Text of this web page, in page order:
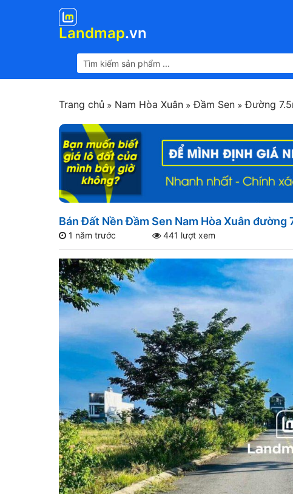
Landmap.vn
Trang chủ Nam Hòa Xuân Đầm Sen Đường
Bán Đất Nền Đầm Sen Nam Hòa Xuân đường
1 năm trước 441 lượt xem